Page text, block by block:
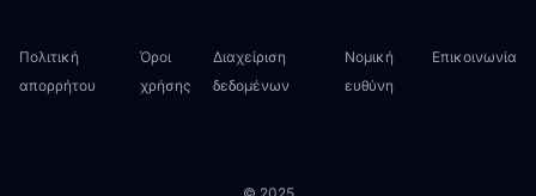
Πολιτική
απορρήτου
Όροι
χρήσης
Διαχείριση
δεδομένων
Νομική
ευθύνη
Επικοινωνία